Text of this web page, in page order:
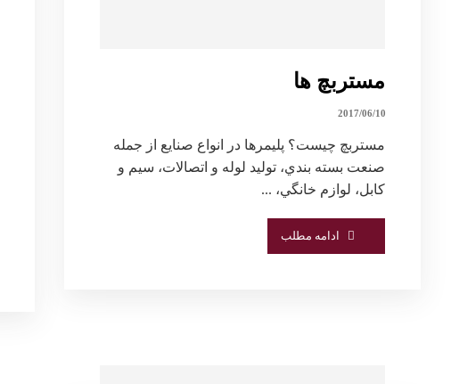
مستربچ ها
2017/06/10
مستربچ چیست؟ پليمرها در انواع صنايع از جمله
صنعت بسته بندي، توليد لوله و اتصالات، سيم و
كابل، لوازم خانگي، ...
ادامه مطلب